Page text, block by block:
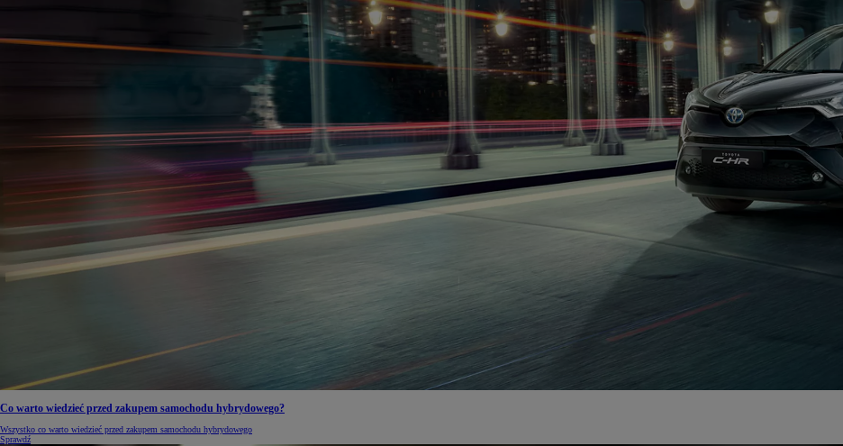
HYBRID
Co warto wiedzieć przed zakupem samochodu hybrydowego?
Wszystko co warto wiedzieć przed zakupem samochodu hybrydowego
Sprawdź